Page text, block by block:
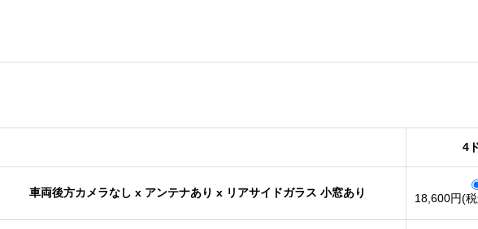
4
車両後方カメラなし x アンテナあり x リアサイドガラス 小窓あり 18,600円(